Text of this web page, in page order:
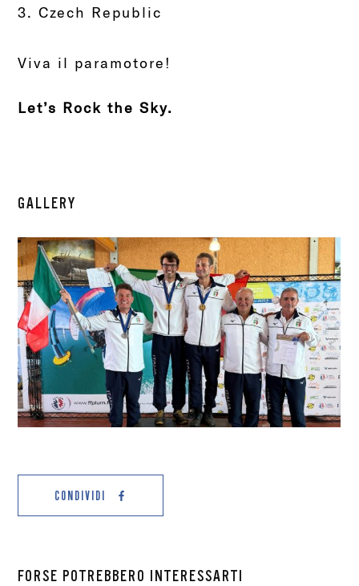
3.Czech Republic
Viva il paramotore!
Let’s Rock the Sky.
GALLERY
CONDIVIDI
FORSE POTREBBERO INTERESSARTI